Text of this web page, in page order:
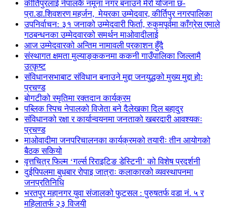
कीर्तिपुरलाई नेपालकै नमूना नगर बनाउने मेरो योजना छ-
प्रा.डा.शिवशरण महर्जन, मेयरका उम्मेदवार, कीर्तिपुर नगरपालिका
उपनिर्वाचन: ३१ जनाको उम्मेदवारी फिर्ता, रुकुमपूर्वमा काँग्रेस एमाले
गठबन्धनका उम्मेदवारको समर्थन माओवादीलाई
आज उम्मेदवारको अन्तिम नामावली प्रकाशन हुँदै
संस्थागत क्षमता मुल्याङ्ककनमा ककनी गाउँपालिका जिल्लामै
उत्कृष्ट
संविधानसभाबाट संविधान बनाउने मुद्दा जनयुद्धको मुख्य मुद्दा होः
प्रचण्ड
बोगटीको स्मृतिमा रक्तदान कार्यक्रम
पब्लिक स्पिच नेपालको विजेता बने दैलेखका दिल बहादुर
संविधानको रक्षा र कार्यान्वयनमा जनताको खबरदारी आवश्यकः
प्रचण्ड
माओवादीमा जनपरिचालनका कार्यक्रमको तयारीः तीन आयोगको
बैठक सकियो
वृत्तचित्र फिल्म ‘गर्ल्स रिराइटिङ डेस्टिनी’ को विशेष प्रदर्शनी
दुईपिपलमा बुधबार रोपाइ जात्राः कलाकारको व्यवस्थापनमा
जनप्रतिनिधि
भरतपुर महानगर युवा संजालको फुटसल : पुरुषतर्फ वडा नं. ५ र
महिलातर्फ २३ विजयी